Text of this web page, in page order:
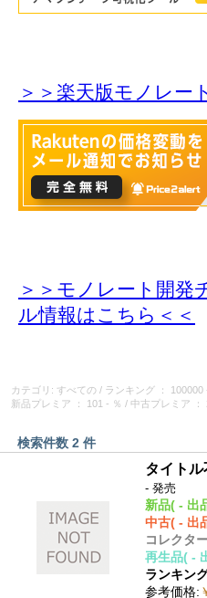
＞＞楽天版モノレー
＞＞モノレート開発
ル情報はこちら＜＜
カテゴリ: すべての / ランキング ：
新品プレミア
： 101 - ％ / 中古プレミア
検索件数 2 件
タイトル
- 発売
新品( - 出
中古( - 出
コレクタ
再生品( -
ランキン
参考価格: